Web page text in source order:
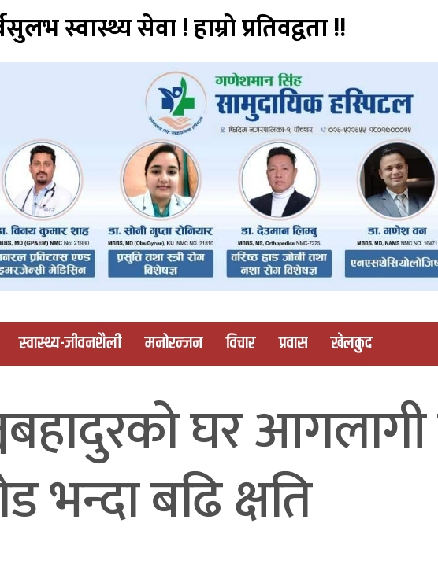
स्वास्थ्य सेवा ! हाम्राे प्रतिवद्वता !!
स्वास्थ्य-जीवनशैली मनोरन्जन विचार प्रवास खेलकुद
घर आगलागी
भन्दा बढि क्षति